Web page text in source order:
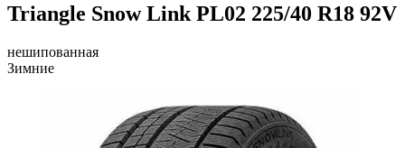
Triangle Snow Link PL02 225/40 R18 92V
нешипованная
Зимние